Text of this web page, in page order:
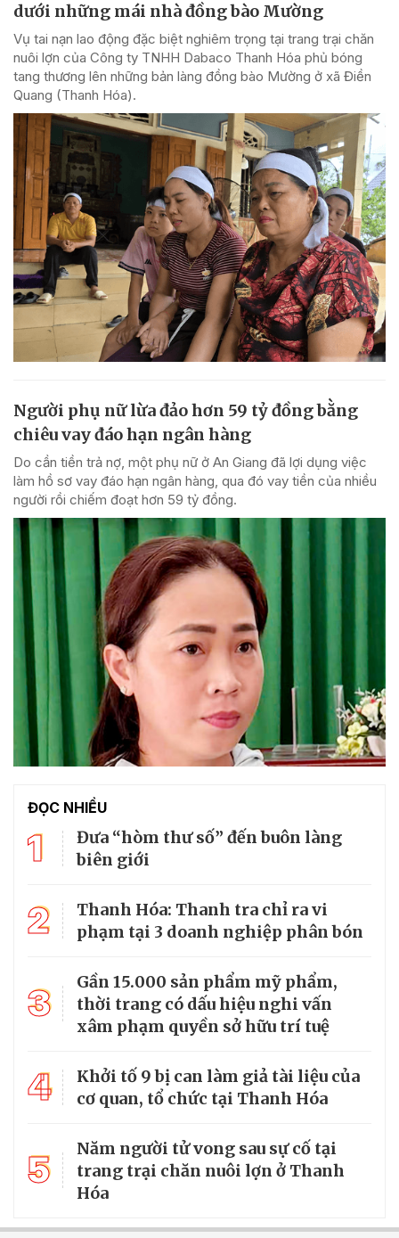
dưới những mái nhà đồng bào Mường
Vụ tai nạn lao động đặc biệt nghiêm trọng tại trang trại chăn
nuôi lợn của Công ty TNHH Dabaco Thanh Hóa phủ bóng
tang thương lên những bản làng đồng bào Mường ở xã Điền
Quang (Thanh Hóa).
Người phụ nữ lừa đảo hơn 59 tỷ đồng bằng
chiêu vay đáo hạn ngân hàng
Do cần tiền trả nợ, một phụ nữ ở An Giang đã lợi dụng việc
làm hồ sơ vay đáo hạn ngân hàng, qua đó vay tiền của nhiều
người rồi chiếm đoạt hơn 59 tỷ đồng.
ĐỌC NHIỀU
1
Đưa “hòm thư số” đến buôn làng
biên giới
2
Thanh Hóa: Thanh tra chỉ ra vi
phạm tại 3 doanh nghiệp phân bón
3
Gần 15.000 sản phẩm mỹ phẩm,
thời trang có dấu hiệu nghi vấn
xâm phạm quyền sở hữu trí tuệ
4
Khởi tố 9 bị can làm giả tài liệu của
cơ quan, tổ chức tại Thanh Hóa
5
Năm người tử vong sau sự cố tại
trang trại chăn nuôi lợn ở Thanh
Hóa